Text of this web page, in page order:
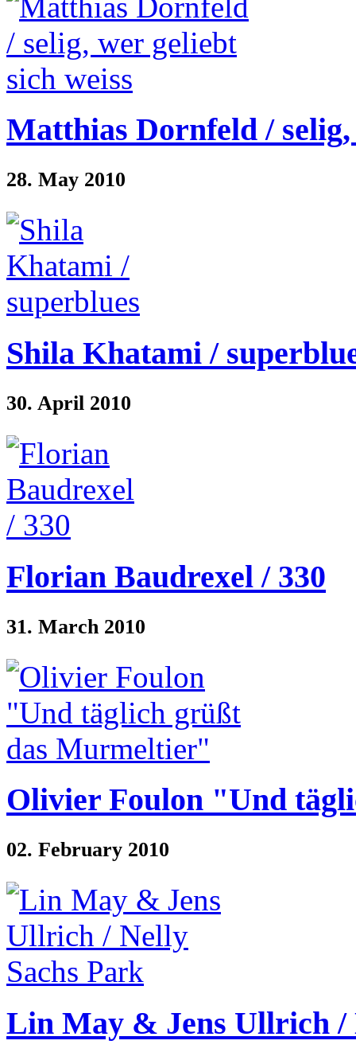
Matthias Dornfeld /
28. May 2010
Shila Khatami /
30. April 2010
Florian Baudrexel / 330
31. March 2010
Olivier Foulon "Und
02. February 2010
Lin May & Jens Ullrich /